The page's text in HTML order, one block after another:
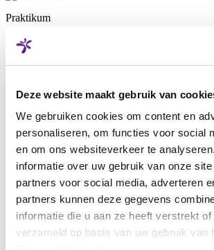
Deze website maakt gebruik van
We gebruiken cookies om content en
personaliseren, om functies voor social
en om ons websiteverkeer te
informatie over uw gebruik van onze
partners voor social media, adverteren
partners kunnen deze gegevens
informatie die u aan ze heeft verstrekt
verzameld op basis van uw gebruik van
Praktikum
Das Praktikum wird sich besonders im
Bereich
abspielen
befristet. Bei Vebego erhältst du einen
diverseProjektarbeiten.
Bei Vebego hast du während deines
Möglichkeit, zusätzlich zu deiner Home Base,
Abteilungen sowie bei unserer
Consultants AGzu absolvieren.
Erarbeitung einfacherer Offerten
Implementierungen integraler Mandate
Einsicht und Optimierungen in